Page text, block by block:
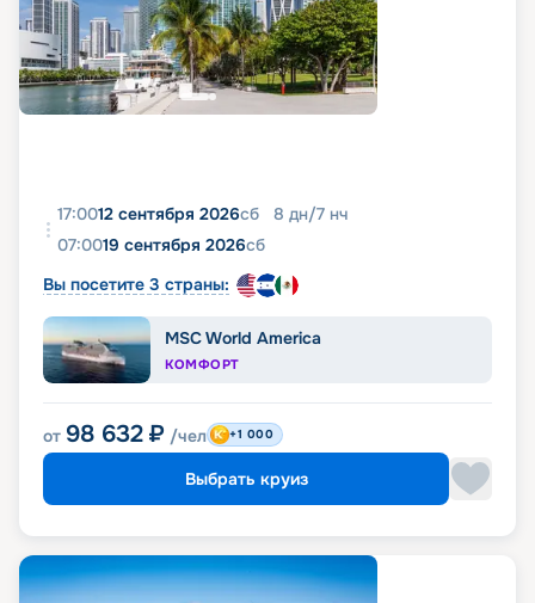
17:0012 сентября 2026сб 8 дн/7 нч
07:0019 сентября 2026сб
Вы посетите 3 страны:
MSC World America
КОМФОРТ
от 98 632 ₽ /чел +1 000
Выбрать круиз